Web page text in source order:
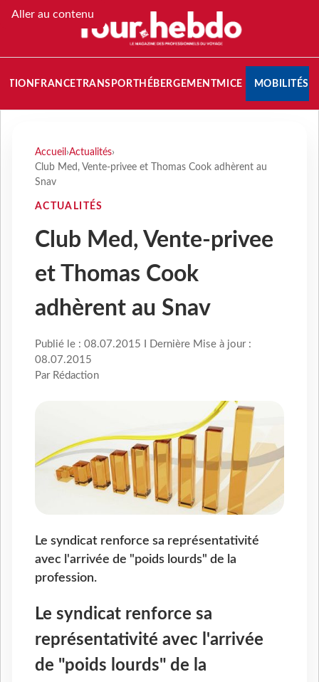
Aller au contenu
FRANCETRANSPORT HÉBERGEMENTMICE MOBILITÉS
Accueil ›Actualités›
Club Med, Vente-privee et Thomas Cook adhèrent au
Snav
ACTUALITÉS
Club Med, Vente-privee
et Thomas Cook
adhèrent au Snav
Publié le : 08.07.2015 I Dernière Mise à jour :
08.07.2015
Par Rédaction
Le syndicat renforce sa représentativité
avec l'arrivée de "poids lourds" de la
profession.
Le syndicat renforce sa
représentativité avec l'arrivée
de "poids lourds" de la